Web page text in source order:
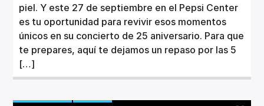
piel. Y este 27 de septiembre en el Pepsi Center
es tu oportunidad para revivir esos momentos
únicos en su concierto de 25 aniversario. Para que
te prepares, aquí te dejamos un repaso por las 5
[…]